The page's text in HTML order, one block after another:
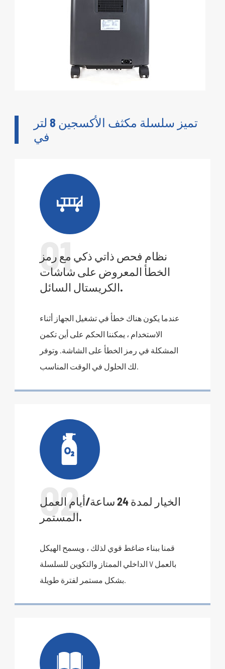
تميز سلسلة مكثف الأكسجين 8 لتر
في

01
نظام فحص ذاتي ذكي مع رمز
الخطأ المعروض على شاشات
الكريستال السائل.
عندما يكون هناك خطأ في تشغيل الجهاز أثناء
الاستخدام ، يمكننا الحكم على أين تكمن
المشكلة في رمز الخطأ على الشاشة. وتوفر
لك الحلول في الوقت المناسب.

02
الخيار لمدة 24 ساعة/أيام العمل
المستمر.
قمنا ببناء ضاغط قوي لذلك ، ويسمح الهيكل
الداخلي الممتاز والتكوين للسلسلة V بالعمل
بشكل مستمر لفترة طويلة.